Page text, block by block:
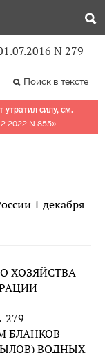
N 279
Поиск в тексте
силу, см.
N 855»
1 декабря
ХОЗЯЙСТВА
279
БЛАНКОВ
ВОДНЫХ